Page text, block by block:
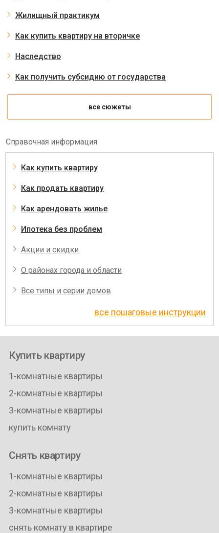
Жилищный практикум
Как купить квартиру на вторичке
Наследство
Как получить субсидию от государства
все сюжеты
Справочная информация
Как купить квартиру
Как продать квартиру
Как арендовать жилье
Ипотека без проблем
Акции и скидки
О районах города и области
Все типы и серии домов
все пошаговые инструкции
Купить квартиру
1-комнатные квартиры
2-комнатные квартиры
3-комнатные квартиры
купить комнату
Снять квартиру
1-комнатные квартиры
2-комнатные квартиры
3-комнатные квартиры
снять комнату в квартире